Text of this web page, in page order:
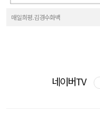
매일희평.김경수화백
네이버TV